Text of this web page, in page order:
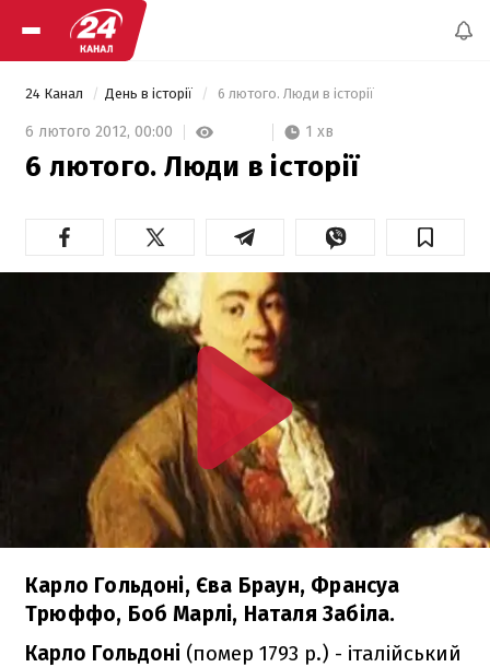
24 Канал День в історії 6 лютого. Люди в історії
6 лютого 2012, 00:00 1 хв
6 лютого. Люди в історії
Карло Гольдоні, Єва Браун, Франсуа
Трюффо, Боб Марлі, Наталя Забіла.
Карло Гольдоні (помер 1793 р.) - італійський